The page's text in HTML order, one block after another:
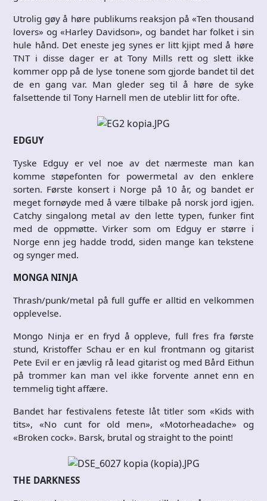
Utrolig gøy å høre publikums reaksjon på «Ten thousand
lovers» og «Harley Davidson», og bandet har folket i sin
hule hånd. Det eneste jeg synes er litt kjipt med å høre
TNT i disse dager er at Tony Mills rett og slett ikke
kommer opp på de lyse tonene som gjorde bandet til det
de en gang var. Man gleder seg til å høre de syke
falsettende til Tony Harnell men de uteblir litt for ofte.
EDGUY
Tyske Edguy er vel noe av det nærmeste man kan
komme støpefonten for powermetal av den enklere
sorten. Første konsert i Norge på 10 år, og bandet er
meget fornøyde med å være tilbake på norsk jord igjen.
Catchy singalong metal av den lette typen, funker fint
med de oppmøtte. Virker som om Edguy er større i
Norge enn jeg hadde trodd, siden mange kan tekstene
og synger med.
MONGA NINJA
Thrash/punk/metal på full guffe er alltid en velkommen
opplevelse.
Mongo Ninja er en fryd å oppleve, full fres fra første
stund, Kristoffer Schau er en kul frontmann og gitarist
Pete Evil er en jævlig rå lead gitarist og med Bård Eithun
på trommer kan man vel ikke forvente annet enn en
temmelig tight affære.
Bandet har festivalens feteste låt titler som «Kids with
tits», «No cunt for old men», «Motorheadache» og
«Broken cock». Barsk, brutal og straight to the point!
THE DARKNESS